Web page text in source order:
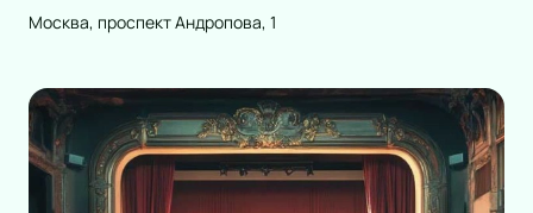
Москва, проспект Андропова, 1